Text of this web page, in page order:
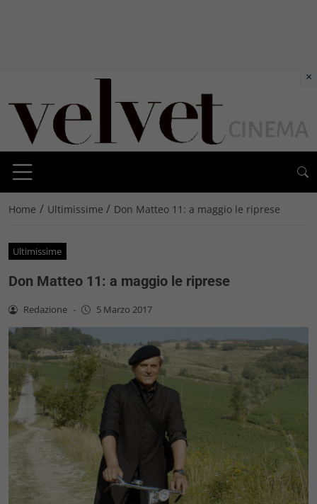
Home / Ultimissime / Don Matteo 11: a maggio le riprese
Ultimissime
Don Matteo 11: a maggio le riprese
Redazione - 5 Marzo 2017
×